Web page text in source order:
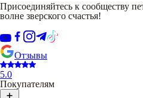
Присоединяйтесь к сообществу
волне зверского счастья!
Отзывы
5.0
Покупателям